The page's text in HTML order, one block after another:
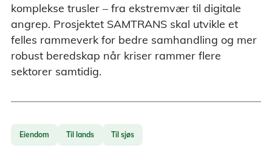
komplekse trusler – fra ekstremvær til digitale
angrep. Prosjektet SAMTRANS skal utvikle et
felles rammeverk for bedre samhandling og mer
robust beredskap når kriser rammer flere
sektorer samtidig.
Eiendom Til lands Til sjøs